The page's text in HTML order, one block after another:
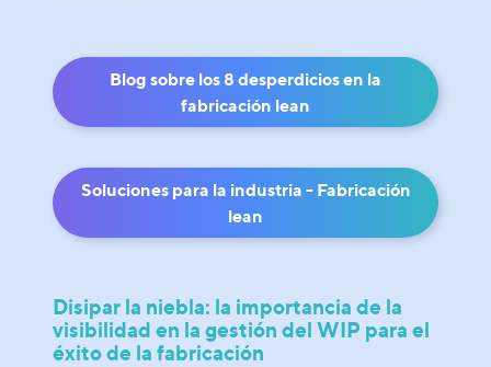
Blog sobre los 8 desperdicios en la
fabricación lean
Soluciones para la industria - Fabricación
lean
Disipar la niebla: la importancia de la
visibilidad en la gestión del WIP para el
éxito de la fabricación